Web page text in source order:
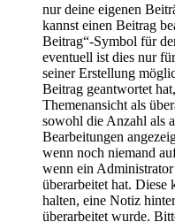
nur deine eigenen
kannst einen Beitrag
Beitrag“-Symbol für
eventuell ist dies nur
seiner Erstellung
Beitrag geantwortet
Themenansicht als
sowohl die Anzahl als
Bearbeitungen
wenn noch niemand
wenn ein
überarbeitet hat. Diese
halten, eine Notiz
überarbeitet wurde.